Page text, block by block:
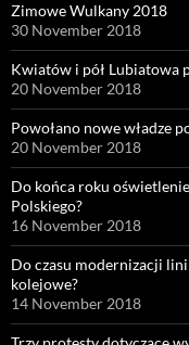
Zimowe Wulkany 2018
30 November 2018
Kwiatów i pół Lubiatowa
20 November 2018
Powołano nowe władze
20 November 2018
Do końca roku
Polskiego?
16 November 2018
Do czasu modernizacji
kolejowe?
14 November 2018